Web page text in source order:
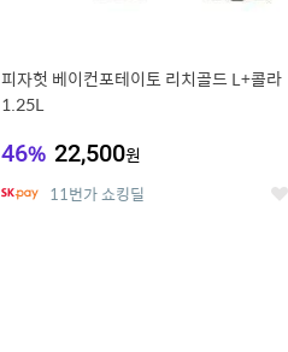
피자헛 베이컨포테이토 리치골드 L+콜라
1.25L
46% 22,500원
11번가 쇼킹딜 좋